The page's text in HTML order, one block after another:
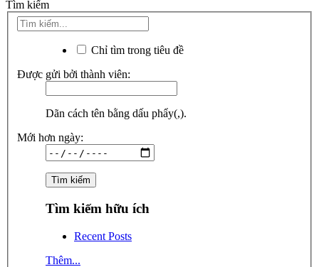
Tìm kiếm
Chỉ tìm trong tiêu đề
Được gửi bởi thành viên:
Dãn cách tên bằng dấu phẩy(,).
Mới hơn ngày:
Tìm kiếm hữu ích
Recent Posts
Thêm...